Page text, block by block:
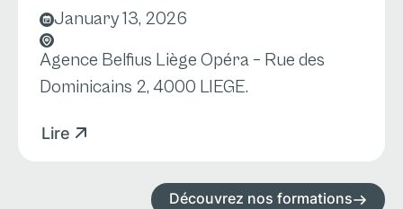
January 13, 2026
Agence Belfius Liège Opéra – Rue des
Dominicains 2, 4000 LIEGE.
Lire
Découvrez nos formations